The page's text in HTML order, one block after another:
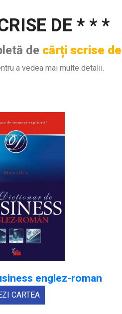
DE * * *
de cărți scrise
a vedea mai multe detalii.
englez-roman
CARTEA